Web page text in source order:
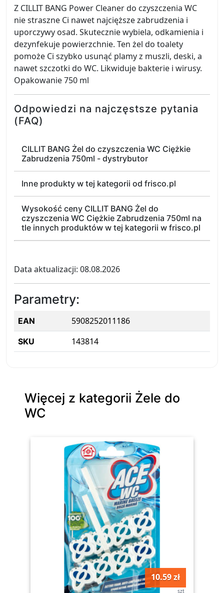
Z CILLIT BANG Power Cleaner do czyszczenia WC
nie straszne Ci nawet najcięższe zabrudzenia i
uporczywy osad. Skutecznie wybiela, odkamienia i
dezynfekuje powierzchnie. Ten żel do toalety
pomoże Ci szybko usunąć plamy z muszli, deski, a
nawet szczotki do WC. Likwiduje bakterie i wirusy.
Opakowanie 750 ml
Odpowiedzi na najczęstsze pytania
(FAQ)
CILLIT BANG Żel do czyszczenia WC Ciężkie
Zabrudzenia 750ml - dystrybutor
Inne produkty w tej kategorii od frisco.pl
Wysokość ceny CILLIT BANG Żel do
czyszczenia WC Ciężkie Zabrudzenia 750ml na
tle innych produktów w tej kategorii w frisco.pl
Data aktualizacji: 08.08.2026
Parametry:
EAN 5908252011186
SKU 143814
Więcej z kategorii Żele do
WC
10.59 zł
szt